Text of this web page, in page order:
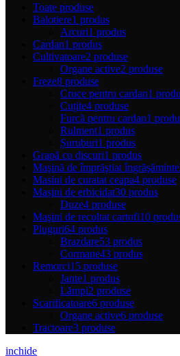
Toate produse
Balotiere1 produs
Arcuri1 produs
Cardan1 produs
Cultivatoare2 produse
Organe active2 produse
Freze8 produse
Cruce pentru cardan1
Cuțite4 produse
Furcă pentru cardan1
Rulment1 produs
Șuruburi1 produs
Grapă cu discuri1 produs
Maşină de împrăştiat îngrăşăminte
Masini de curatat ceapa4 produse
Mașini de erbicidat30 produs
Duze4 produse
Maşini de recoltat cartofi10
Pluguri64 produs
Brazdare53 produs
Cormane43 produs
Remorci15 produse
Jante1 produs
Lămpi2 produse
Scarificatoare6 produse
Organe active6 produse
Tractoare3 produse
inchide